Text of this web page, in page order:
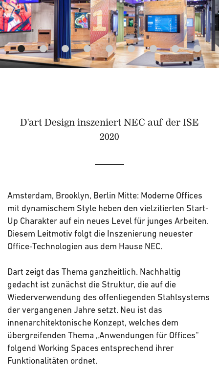
D'art Design inszeniert NEC auf der ISE
2020
Amsterdam, Brooklyn, Berlin Mitte: Moderne Offices
mit dynamischem Style heben den vielzitierten Start-
Up Charakter auf ein neues Level für junges Arbeiten.
Diesem Leitmotiv folgt die Inszenierung neuester
Office-Technologien aus dem Hause NEC.
Dart zeigt das Thema ganzheitlich. Nachhaltig
gedacht ist zunächst die Struktur, die auf die
Wiederverwendung des offenliegenden Stahlsystems
der vergangenen Jahre setzt. Neu ist das
innenarchitektonische Konzept, welches dem
übergreifenden Thema „Anwendungen für Offices“
folgend Working Spaces entsprechend ihrer
Funktionalitäten ordnet.